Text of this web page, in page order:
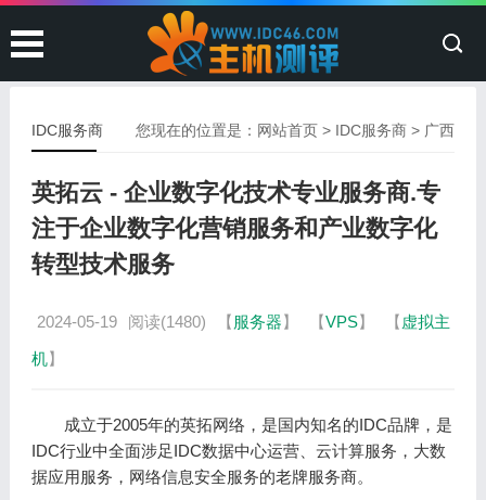
您现在的位置是： 网站首页 > IDC服务商 > 广西
IDC服务商
英拓云 - 企业数字化技术专业服务商.专
注于企业数字化营销服务和产业数字化
转型技术服务
2024-05-19 阅读(1480) 【 服务器】 【VPS】 【 虚拟主
机】
成立于2005年的英拓网络，是国内知名的IDC品牌，是
IDC行业中全面涉足IDC数据中心运营、云计算服务，大数
据应用服务，网络信息安全服务的老牌服务商。